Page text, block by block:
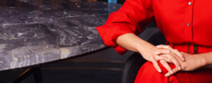
Mediathek
Trailer